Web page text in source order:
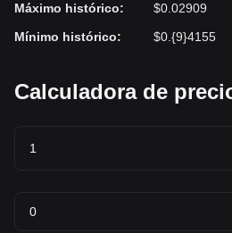
Máximo histórico:
$0.02909
Mínimo histórico: $0.{9}4155
Calculadora de